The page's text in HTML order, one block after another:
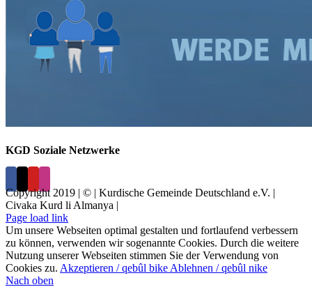
KGD Soziale Netzwerke
Copyright 2019 | © | Kurdische Gemeinde Deutschland e.V. |
Civaka Kurd li Almanya |
Page load link
Um unsere Webseiten optimal gestalten und fortlaufend verbessern
zu können, verwenden wir sogenannte Cookies. Durch die weitere
Nutzung unserer Webseiten stimmen Sie der Verwendung von
Cookies zu. Akzeptieren / qebûl bike Ablehnen / qebûl nike
Nach oben